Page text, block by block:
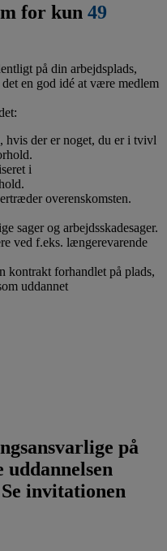
for kun 49
på din arbejdsplads,
en god idé at være medlem
der er noget, du er i tvivl
i
overenskomsten.
sager og arbejdsskadesager.
ved f.eks. længerevarende
kontrakt forhandlet på plads,
uddannet
på
invitationen